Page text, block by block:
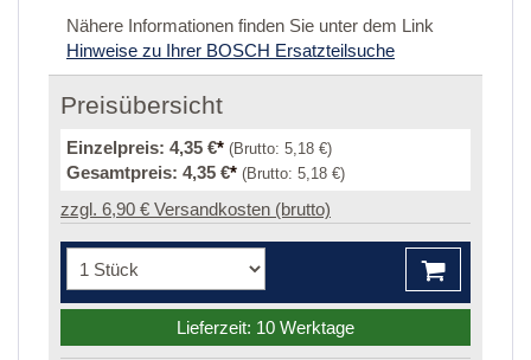
Nähere Informationen finden Sie unter dem Link
Hinweise zu Ihrer BOSCH Ersatzteilsuche
Preisübersicht
Einzelpreis: 4,35 €* (Brutto: 5,18 €)
Gesamtpreis: 4,35 €* (Brutto: 5,18 €)
zzgl. 6,90 € Versandkosten (brutto)
Lieferzeit: 10 Werktage